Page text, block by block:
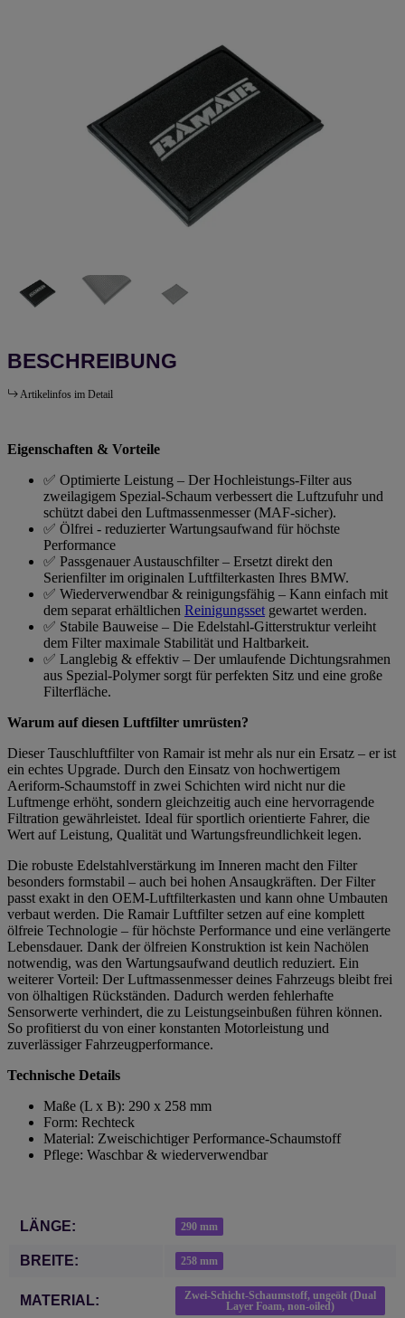
BESCHREIBUNG
Artikelinfos im Detail
Eigenschaften & Vorteile
✅ Optimierte Leistung – Der Hochleistungs-Filter aus
zweilagigem Spezial-Schaum verbessert die Luftzufuhr und
schützt dabei den Luftmassenmesser (MAF-sicher).
✅ Ölfrei - reduzierter Wartungsaufwand für höchste
Performance
✅ Passgenauer Austauschfilter – Ersetzt direkt den
Serienfilter im originalen Luftfilterkasten Ihres BMW.
✅ Wiederverwendbar & reinigungsfähig – Kann einfach mit
dem separat erhältlichen Reinigungsset gewartet werden.
✅ Stabile Bauweise – Die Edelstahl-Gitterstruktur verleiht
dem Filter maximale Stabilität und Haltbarkeit.
✅ Langlebig & effektiv – Der umlaufende Dichtungsrahmen
aus Spezial-Polymer sorgt für perfekten Sitz und eine große
Filterfläche.
Warum auf diesen Luftfilter umrüsten?
Dieser Tauschluftfilter von Ramair ist mehr als nur ein Ersatz – er ist
ein echtes Upgrade. Durch den Einsatz von hochwertigem
Aeriform-Schaumstoff in zwei Schichten wird nicht nur die
Luftmenge erhöht, sondern gleichzeitig auch eine hervorragende
Filtration gewährleistet. Ideal für sportlich orientierte Fahrer, die
Wert auf Leistung, Qualität und Wartungsfreundlichkeit legen.
Die robuste Edelstahlverstärkung im Inneren macht den Filter
besonders formstabil – auch bei hohen Ansaugkräften. Der Filter
passt exakt in den OEM-Luftfilterkasten und kann ohne Umbauten
verbaut werden. Die Ramair Luftfilter setzen auf eine komplett
ölfreie Technologie – für höchste Performance und eine verlängerte
Lebensdauer. Dank der ölfreien Konstruktion ist kein Nachölen
notwendig, was den Wartungsaufwand deutlich reduziert. Ein
weiterer Vorteil: Der Luftmassenmesser deines Fahrzeugs bleibt frei
von ölhaltigen Rückständen. Dadurch werden fehlerhafte
Sensorwerte verhindert, die zu Leistungseinbußen führen können.
So profitierst du von einer konstanten Motorleistung und
zuverlässiger Fahrzeugperformance.
Technische Details
Maße (L x B): 290 x 258 mm
Form: Rechteck
Material: Zweischichtiger Performance-Schaumstoff
Pflege: Waschbar & wiederverwendbar
Produkteigenschaft
Wert
LÄNGE: 290 mm
BREITE: 258 mm
MATERIAL:
Zwei-Schicht-Schaumstoff, ungeölt (Dual
Layer Foam, non-oiled)